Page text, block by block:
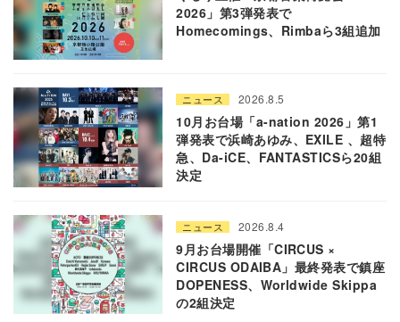
2026」第3弾発表で
Homecomings、Rimbaら3組追加
ニュース 2026.8.5
10月お台場「a-nation 2026」第1
弾発表で浜崎あゆみ、EXILE 、超特
急、Da-iCE、FANTASTICSら20組
決定
ニュース 2026.8.4
9月お台場開催「CIRCUS ×
CIRCUS ODAIBA」最終発表で鎮座
DOPENESS、Worldwide Skippa
の2組決定